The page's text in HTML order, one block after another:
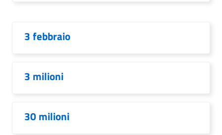
3 febbraio
3 milioni
30 milioni